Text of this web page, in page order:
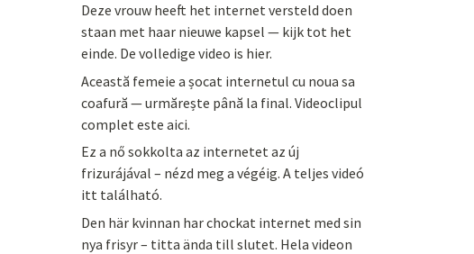
Deze vrouw heeft het internet versteld doen
staan met haar nieuwe kapsel — kijk tot het
einde. De volledige video is hier.
Această femeie a șocat internetul cu noua sa
coafură — urmărește până la final. Videoclipul
complet este aici.
Ez a nő sokkolta az internetet az új
frizurájával – nézd meg a végéig. A teljes videó
itt található.
Den här kvinnan har chockat internet med sin
nya frisyr – titta ända till slutet. Hela videon